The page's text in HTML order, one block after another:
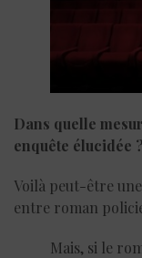
Dans quelle
enquête élucidée ?
Voilà peut-être
entre roman
Mais, si le